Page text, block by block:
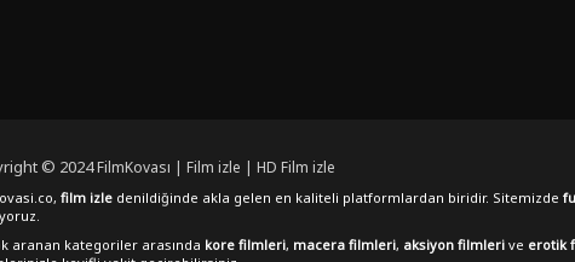
© 2024FilmKovası | Film izle | HD Film izle
film izle denildiğinde akla gelen en kaliteli platformlardan biridir. Sitemizde
aranan kategoriler arasında kore filmleri, macera filmleri, aksiyon filmleri ve erotik